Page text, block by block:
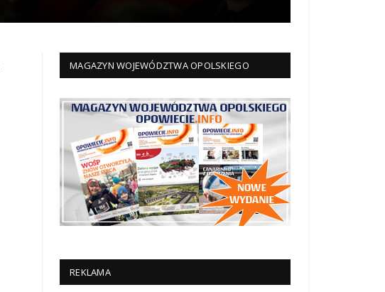
MAGAZYN WOJEWÓDZTWA OPOLSKIEGO
REKLAMA